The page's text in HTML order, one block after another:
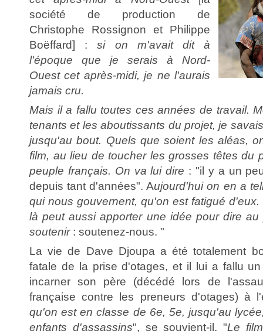
société de production de
Christophe Rossignon et Philippe
Boëffard] : si on m'avait dit à
l'époque que je serais à Nord-
Ouest cet après-midi, je ne l'aurais
jamais cru.
Mais il a fallu toutes ces années de travail.
tenants et les aboutissants du projet, je
jusqu'au bout. Quels que soient les aléas,
film, au lieu de toucher les grosses têtes du
peuple français. On va lui dire : "il y a un
depuis tant d'années". Aujourd'hui on en a
qui nous gouvernent, qu'on est fatigué
là peut aussi apporter une idée pour dire
soutenir: soutenez-nous. "
La vie de Dave Djoupa a été totalement
fatale de la prise d'otages, et il lui a fallu
incarner son père (décédé lors de
française contre les preneurs d'otages) à
qu'on est en classe de 6e, 5e, jusqu'au
enfants d'assassins", se souvient-il. "Le